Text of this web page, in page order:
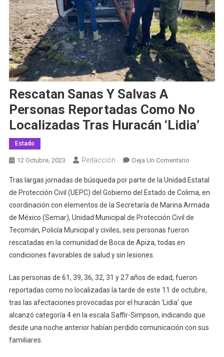
Rescatan Sanas Y Salvas A
Personas Reportadas Como No
Localizadas Tras Huracán ‘Lidia’
Estado
12 Octubre, 2023 Redacción Deja Un ComentarioEn
Sanas
Y
Salvas
A
Localizadas
Tras
Tras largas jornadas de búsqueda por parte de la Unidad Estatal
de Protección Civil (UEPC) del Gobierno del Estado de Colima, en
coordinación con elementos de la Secretaría de Marina Armada
de México (Semar), Unidad Municipal de Protección Civil de
Tecomán, Policía Municipal y civiles, seis personas fueron
rescatadas en la comunidad de Boca de Apiza, todas en
condiciones favorables de salud y sin lesiones.
Las personas de 61, 39, 36, 32, 31 y 27 años de edad, fueron
reportadas como no localizadas la tarde de este 11 de octubre,
tras las afectaciones provocadas por el huracán ‘Lidia’ que
alcanzó categoría 4 en la escala Saffir-Simpson, indicando que
desde una noche anterior habían perdido comunicación con sus
familiares.